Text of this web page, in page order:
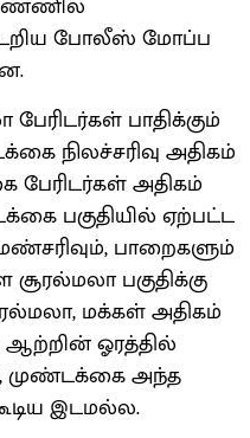
போலீஸ் மோப்ப
பேரிடர்கள் பாதிக்கும்
நிலச்சரிவு அதிகம்
பேரிடர்கள் அதிகம்
பகுதியில் ஏற்பட்ட
பாறைகளும்
பகுதிக்கு
மக்கள் அதிகம்
ஆற்றின் ஓரத்தில்
முண்டக்கை அந்த
இடமல்ல.